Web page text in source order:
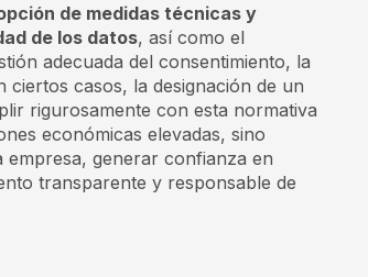
de medidas técnicas y
de los datos, así como el
adecuada del consentimiento, la
ciertos casos, la designación de un
rigurosamente con esta normativa
económicas elevadas, sino
generar confianza en
transparente y responsable de